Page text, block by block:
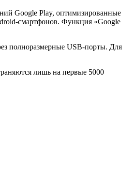
Google Play, оптимизированные
смартфонов. Функция «Google
полноразмерные USB-порты. Для
лишь на первые 5000